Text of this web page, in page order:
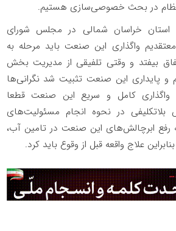
در بحث خصوصی‌سازی هستیم.
استان خراسان شمالی در مجلس شورای
واگذاری این صنعت باید مرحله به
2 سال اتفاق بیفتد و وقتی تلفیقی از مدیریت بخش
پایداری این صنعت تثبیت شد نگرانی‌ها
واگذاری کامل و سریع این صنعت قطعا
در نحوه انجام مسئولیت‌های
ابرچالش‌های این صنعت در تامین آب،
علاج واقعه قبل از وقوع باید کرد.